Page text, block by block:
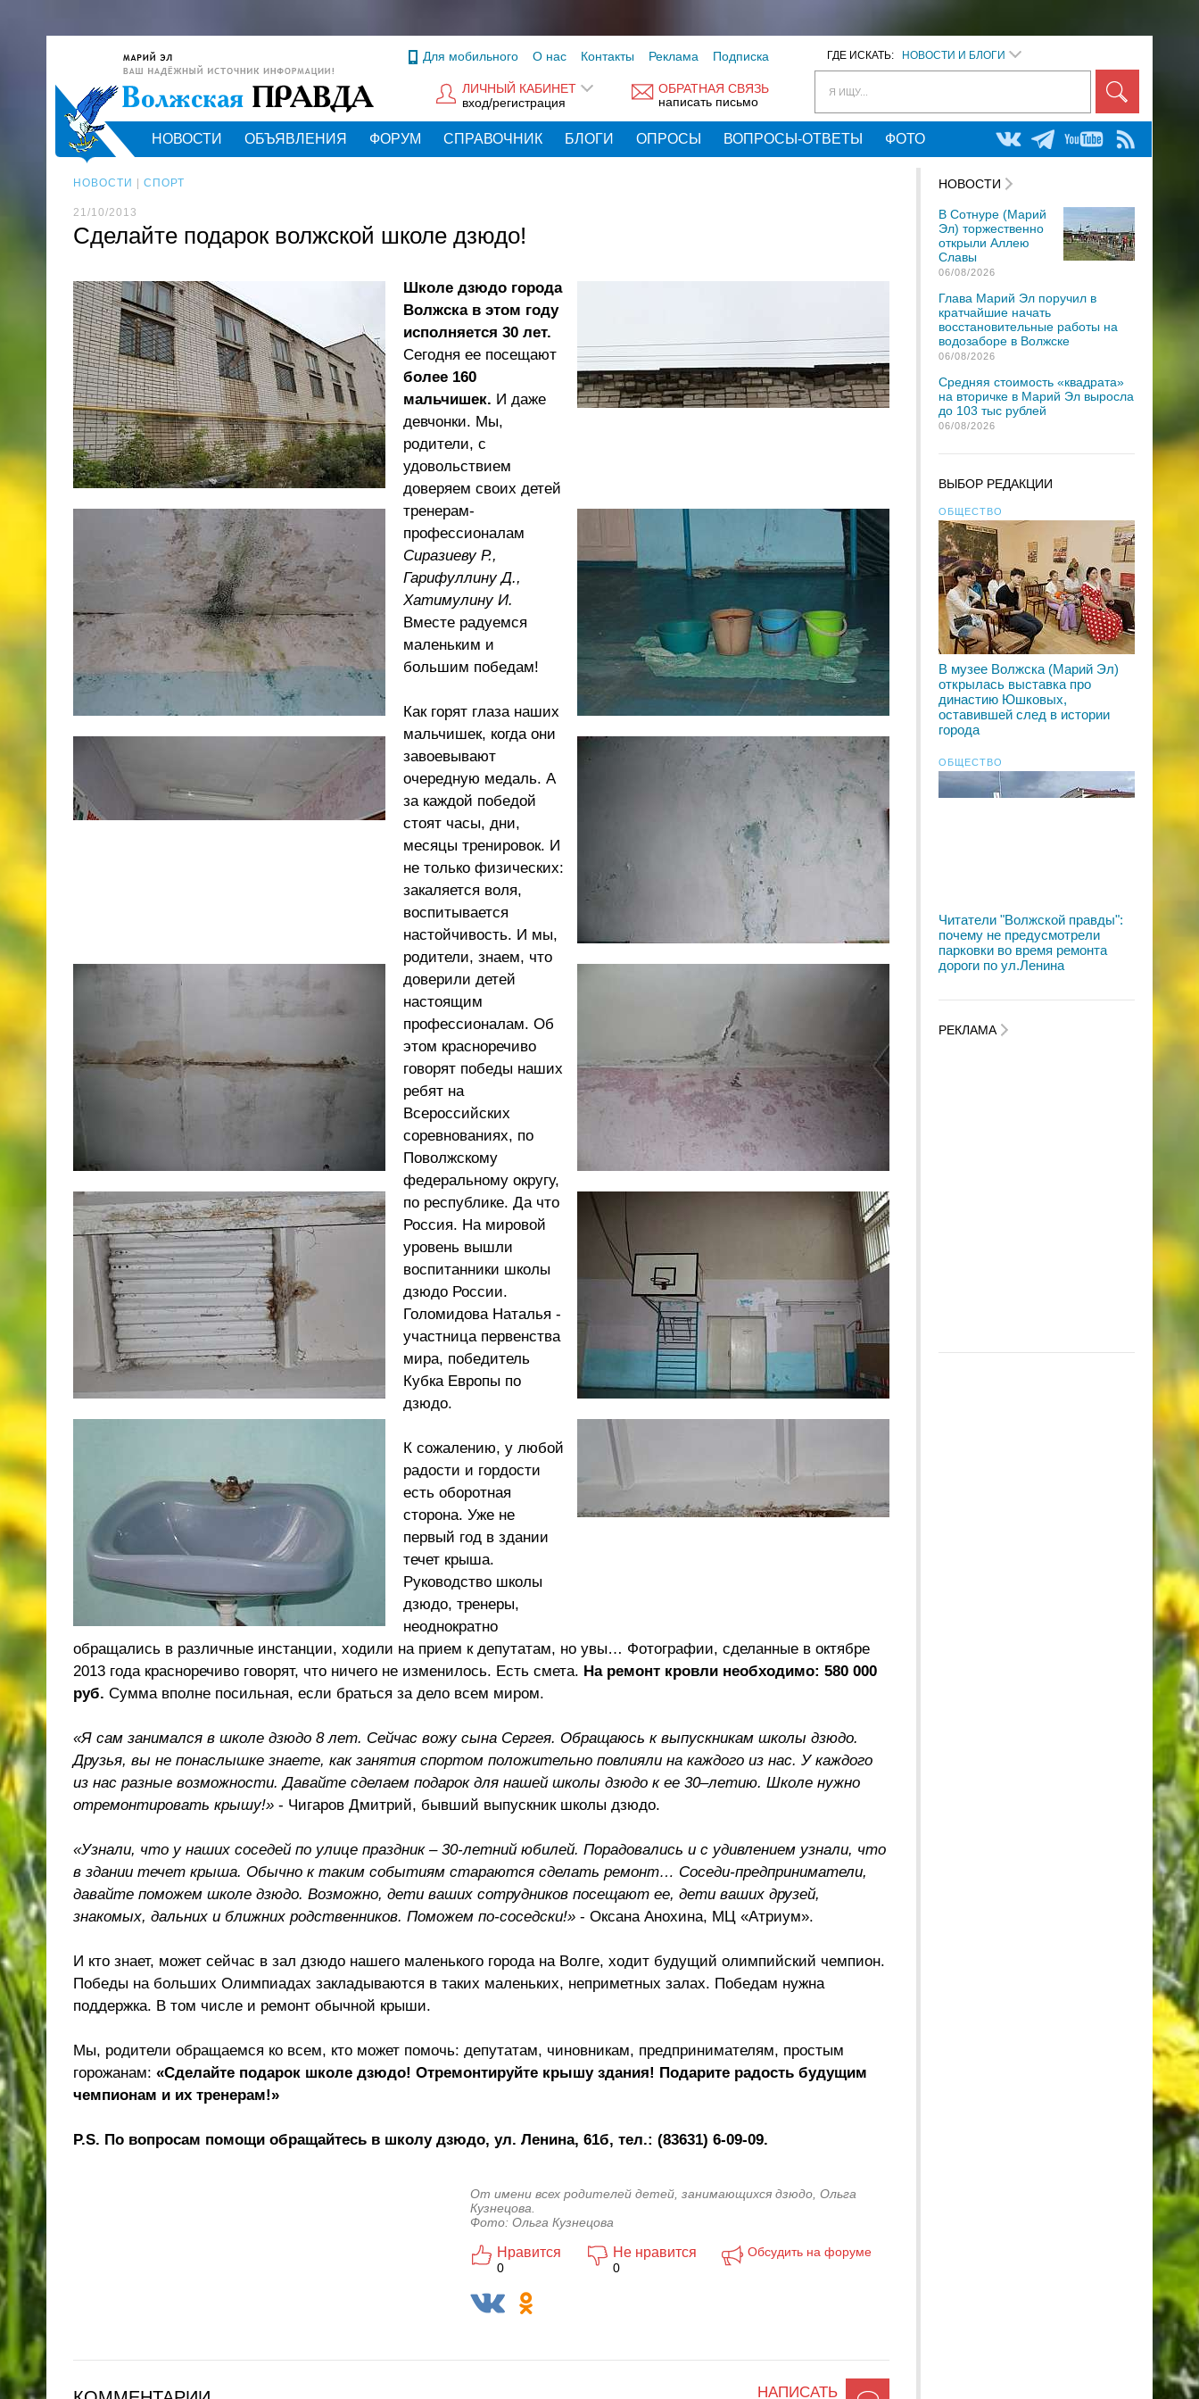
ГДЕ ИСКАТЬ: НОВОСТИ И БЛОГИ
Я ИЩУ...
Для мобильного О нас Контакты Реклама Подписка
ОБРАТНАЯ СВЯЗЬ
написать письмо
ЛИЧНЫЙ КАБИНЕТ
вход/регистрация
НОВОСТИ ОБЪЯВЛЕНИЯ ФОРУМ СПРАВОЧНИК БЛОГИ ОПРОСЫ ВОПРОСЫ-ОТВЕТЫ ФОТО
НОВОСТИ СПОРТ
21/10/2013
Сделайте подарок волжской школе дзюдо!
Школе дзюдо города
Волжска в этом году
исполняется 30 лет.
Сегодня ее посещают
более 160
мальчишек. И даже
девчонки. Мы,
родители, с
удовольствием
доверяем своих детей
тренерам-
профессионалам
Сиразиеву Р.,
Гарифуллину Д.,
Хатимулину И.
Вместе радуемся
маленьким и
большим победам!
Как горят глаза наших
мальчишек, когда они
завоевывают
очередную медаль. А
за каждой победой
стоят часы, дни,
месяцы тренировок. И
не только физических:
закаляется воля,
воспитывается
настойчивость. И мы,
родители, знаем, что
доверили детей
настоящим
профессионалам. Об
этом красноречиво
говорят победы наших
ребят на
Всероссийских
соревнованиях, по
Поволжскому
федеральному округу,
по республике. Да что
Россия. На мировой
уровень вышли
воспитанники школы
дзюдо России.
Голомидова Наталья -
участница первенства
мира, победитель
Кубка Европы по
дзюдо.
К сожалению, у любой
радости и гордости
есть оборотная
сторона. Уже не
первый год в здании
течет крыша.
Руководство школы
дзюдо, тренеры,
неоднократно
обращались в различные инстанции, ходили на прием к депутатам, но увы… Фотографии, сделанные в октябре
2013 года красноречиво говорят, что ничего не изменилось. Есть смета. На ремонт кровли необходимо: 580 000
руб. Сумма вполне посильная, если браться за дело всем миром.
«Я сам занимался в школе дзюдо 8 лет. Сейчас вожу сына Сергея. Обращаюсь к выпускникам школы дзюдо.
Друзья, вы не понаслышке знаете, как занятия спортом положительно повлияли на каждого из нас. У каждого
из нас разные возможности. Давайте сделаем подарок для нашей школы дзюдо к ее 30–летию. Школе нужно
отремонтировать крышу!» - Чигаров Дмитрий, бывший выпускник школы дзюдо.
«Узнали, что у наших соседей по улице праздник – 30-летний юбилей. Порадовались и с удивлением узнали, что
в здании течет крыша. Обычно к таким событиям стараются сделать ремонт… Соседи-предприниматели,
давайте поможем школе дзюдо. Возможно, дети ваших сотрудников посещают ее, дети ваших друзей,
знакомых, дальних и ближних родственников. Поможем по-соседски!» - Оксана Анохина, МЦ «Атриум».
И кто знает, может сейчас в зал дзюдо нашего маленького города на Волге, ходит будущий олимпийский чемпион.
Победы на больших Олимпиадах закладываются в таких маленьких, неприметных залах. Победам нужна
поддержка. В том числе и ремонт обычной крыши.
Мы, родители обращаемся ко всем, кто может помочь: депутатам, чиновникам, предпринимателям, простым
горожанам: «Сделайте подарок школе дзюдо! Отремонтируйте крышу здания! Подарите радость будущим
чемпионам и их тренерам!»
P.S. По вопросам помощи обращайтесь в школу дзюдо, ул. Ленина, 61б, тел.: (83631) 6-09-09.
От имени всех родителей детей, занимающихся дзюдо, Ольга
Кузнецова.
Фото: Ольга Кузнецова
Нравится
0
Не нравится
0
Обсудить на форуме
НАПИСАТЬ
НОВОСТИ
В Сотнуре (Марий
Эл) торжественно
открыли Аллею
Славы
06/08/2026
Глава Марий Эл поручил в
кратчайшие начать
восстановительные работы на
водозаборе в Волжске
06/08/2026
Средняя стоимость «квадрата»
на вторичке в Марий Эл выросла
до 103 тыс рублей
06/08/2026
ВЫБОР РЕДАКЦИИ
ОБЩЕСТВО
В музее Волжска (Марий Эл)
открылась выставка про
династию Юшковых,
оставившей след в истории
города
ОБЩЕСТВО
Читатели "Волжской правды":
почему не предусмотрели
парковки во время ремонта
дороги по ул.Ленина
РЕКЛАМА